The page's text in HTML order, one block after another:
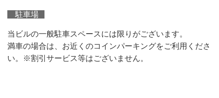
駐車場
当ビルの一般駐車スペースには限りがございます。
満車の場合は、お近くのコインパーキングをご利用くださ
い。※割引サービス等はございません。